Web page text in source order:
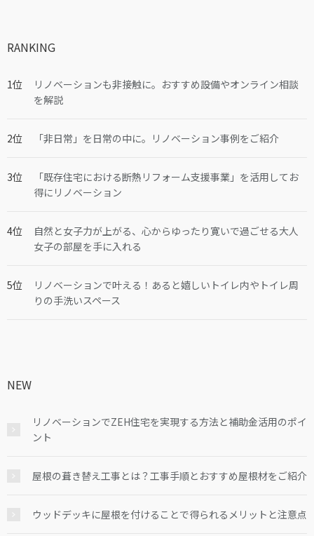
RANKING
リノベーションも非接触に。おすすめ設備やオンライン相談
を解説
「非日常」を日常の中に。リノベーション事例をご紹介
「既存住宅における断熱リフォーム支援事業」を活用してお
得にリノベーション
自然と女子力が上がる、心からゆったり寛いで過ごせる大人
女子の部屋を手に入れる
リノベーションで叶える！あると嬉しいトイレ内やトイレ周
りの手洗いスペース
NEW
リノベーションでZEH住宅を実現する方法と補助金活用のポイ
ント
屋根の葺き替え工事とは？工事手順とおすすめ屋根材をご紹介
ウッドデッキに屋根を付けることで得られるメリットと注意点